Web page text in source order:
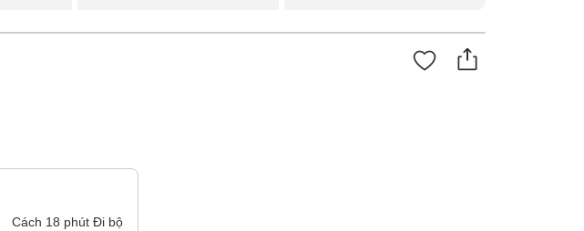
Cách 18 phút Đi bộ